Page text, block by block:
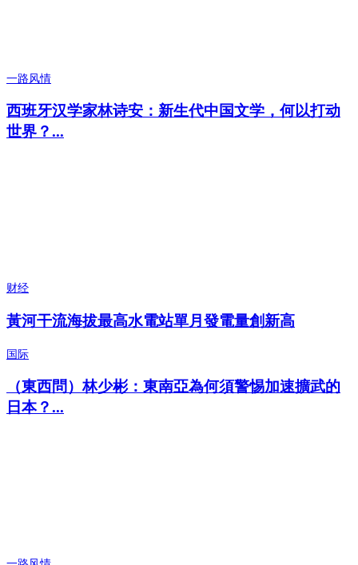
一路风情
西班牙汉学家林诗安：新生代中国文学，何以打动
世界？...
财经
黃河干流海拔最高水電站單月發電量創新高
国际
（東西問）林少彬：東南亞為何須警惕加速擴武的
日本？...